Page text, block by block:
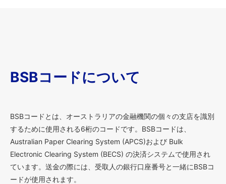
BSBコードについて
BSBコードとは、オーストラリアの金融機関の個々の支店を識別
するために使用される6桁のコードです。BSBコードは、
Australian Paper Clearing System (APCS)および Bulk
Electronic Clearing System (BECS) の決済システムで使用され
ています。送金の際には、受取人の銀行口座番号と一緒にBSBコ
ードが使用されます。